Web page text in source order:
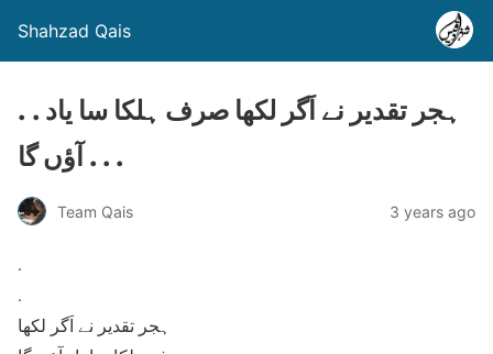
Shahzad Qais
. . ہجر تقدیر نے اَگر لکھا صرف ہلکا سا یاد
آؤں گا . . .
Team Qais 3 years ago
.
.
ہجر تقدیر نے اَگر لکھا